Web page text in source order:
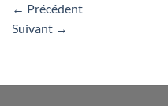
← Précédent
Suivant →